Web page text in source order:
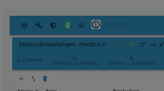
Einstellungen jeweils
im ioBroker den